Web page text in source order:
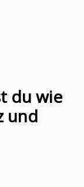
du wie
und